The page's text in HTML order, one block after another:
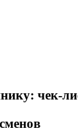
чек-